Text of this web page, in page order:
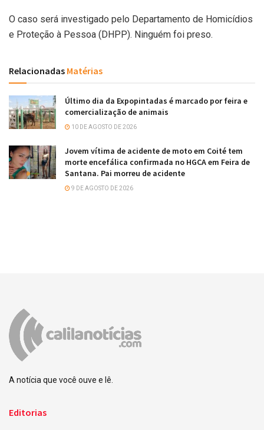
O caso será investigado pelo Departamento de Homicídios
e Proteção à Pessoa (DHPP). Ninguém foi preso.
Relacionadas Matérias
Último dia da Expopintadas é marcado por feira e
comercialização de animais
10 DE AGOSTO DE 2026
Jovem vítima de acidente de moto em Coité tem
morte encefálica confirmada no HGCA em Feira de
Santana. Pai morreu de acidente
9 DE AGOSTO DE 2026
A notícia que você ouve e lê.
Editorias